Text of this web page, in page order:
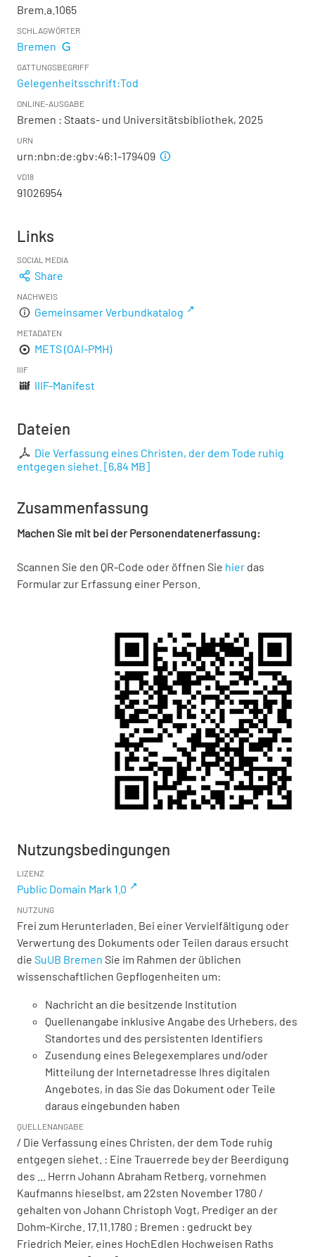
Brem.a.1065
SCHLAGWÖRTER
Bremen
GATTUNGSBEGRIFF
Gelegenheitsschrift:Tod
ONLINE-AUSGABE
Bremen : Staats- und Universitätsbibliothek, 2025
URN
urn:nbn:de:gbv:46:1-179409
VD18
91026954
Links
SOCIAL MEDIA
Share
NACHWEIS
Gemeinsamer Verbundkatalog
METADATEN
METS (OAI-PMH)
IIIF
IIIF-Manifest
Dateien
Die Verfassung eines Christen, der dem Tode ruhig
entgegen siehet. [6,84 MB]
Zusammenfassung
Machen Sie mit bei der Personendatenerfassung:
Scannen Sie den QR-Code oder öffnen Sie hier das
Formular zur Erfassung einer Person.
Nutzungsbedingungen
LIZENZ
Public Domain Mark 1.0
NUTZUNG
Frei zum Herunterladen. Bei einer Vervielfältigung oder
Verwertung des Dokuments oder Teilen daraus ersucht
die SuUB Bremen Sie im Rahmen der üblichen
wissenschaftlichen Gepflogenheiten um:
Nachricht an die besitzende Institution
Quellenangabe inklusive Angabe des Urhebers, des
Standortes und des persistenten Identifiers
Zusendung eines Belegexemplares und/oder
Mitteilung der Internetadresse Ihres digitalen
Angebotes, in das Sie das Dokument oder Teile
daraus eingebunden haben
QUELLENANGABE
/ Die Verfassung eines Christen, der dem Tode ruhig
entgegen siehet. : Eine Trauerrede bey der Beerdigung
des ... Herrn Johann Abraham Retberg, vornehmen
Kaufmanns hieselbst, am 22sten November 1780 /
gehalten von Johann Christoph Vogt, Prediger an der
Dohm-Kirche. 17.11.1780 ; Bremen : gedruckt bey
Friedrich Meier, eines HochEdlen Hochweisen Raths